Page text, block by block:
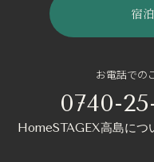
HomeSTAGEX高島につ
宿
お電話での
0740-